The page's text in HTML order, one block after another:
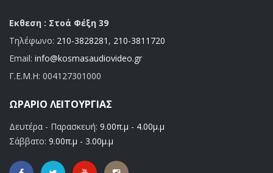
Εκθεση : Στοά Φέξη 39
Τηλέφωνο: 210-3828281 , 210-3811720
Email: info@kosmasaudiovideo.gr
Γ.Ε.Μ.Η: 004127301000
ΩΡΆΡΙΟ ΛΕΙΤΟΥΡΓΊΑΣ
Δευτέρα - Παρασκευή: 9.00π.μ - 4.00μ.μ
Σάββατο: 9.00π.μ - 3.00μ.μ